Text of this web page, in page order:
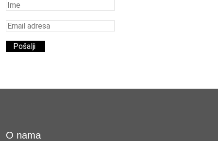
O nama